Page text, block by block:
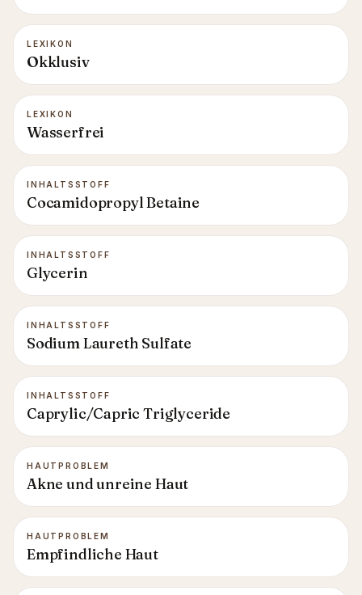
LEXIKON
Okklusiv
LEXIKON
Wasserfrei
INHALTSSTOFF
Cocamidopropyl Betaine
INHALTSSTOFF
Glycerin
INHALTSSTOFF
Sodium Laureth Sulfate
INHALTSSTOFF
Caprylic/Capric Triglyceride
HAUTPROBLEM
Akne und unreine Haut
HAUTPROBLEM
Empfindliche Haut